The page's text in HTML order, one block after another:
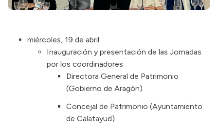
miércoles, 19 de abril
Inauguración y presentación de las Jornadas
por los coordinadores
Directora General de Patrimonio
(Gobierno de Aragón)
Concejal de Patrimonio (Ayuntamiento
de Calatayud)